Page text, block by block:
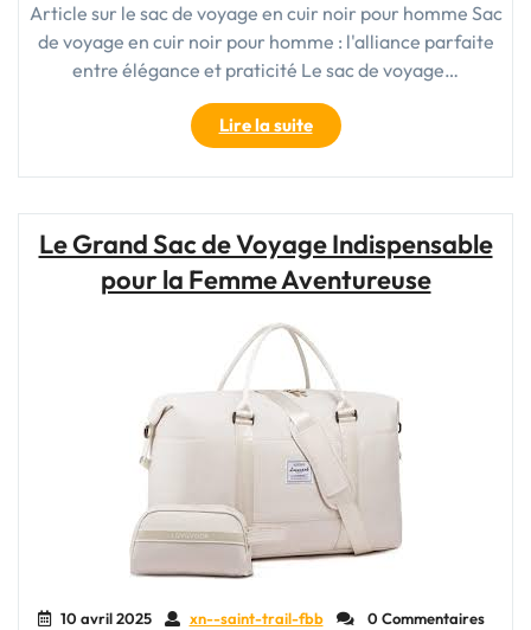
Article sur le sac de voyage en cuir noir pour homme Sac
de voyage en cuir noir pour homme : l'alliance parfaite
entre élégance et praticité Le sac de voyage…
Lire la suite"Le
sac
de
cuir
noir
:
l’alliance
parfaite
l’élégance
et
de
fonctionnalité"
Le Grand Sac de Voyage Indispensable
pour la Femme Aventureuse
10 avril 2025 xn--saint-trail-fbb
0 Commentaires